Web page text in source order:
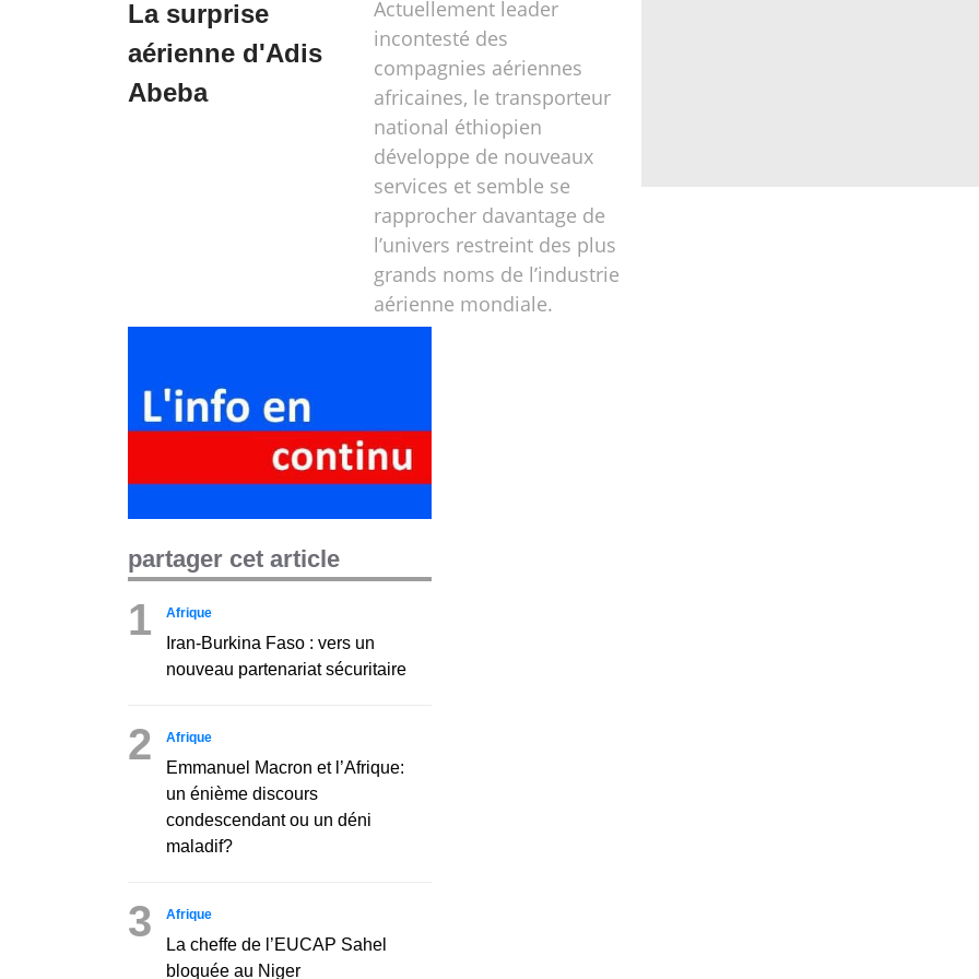
La surprise
aérienne d'Adis
Abeba
Actuellement leader
incontesté des
compagnies aériennes
africaines, le transporteur
national éthiopien
développe de nouveaux
services et semble se
rapprocher davantage de
l’univers restreint des plus
grands noms de l’industrie
aérienne mondiale.
partager cet article
1 Afrique
Iran-Burkina Faso : vers un
nouveau partenariat sécuritaire
2 Afrique
Emmanuel Macron et l’Afrique:
un énième discours
condescendant ou un déni
maladif?
3 Afrique
La cheffe de l’EUCAP Sahel
bloquée au Niger